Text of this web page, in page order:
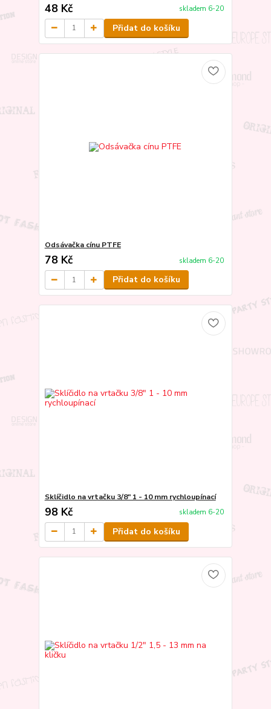
48 Kč skladem 6-20
Přidat do košíku
Odsávačka cínu PTFE
78 Kč skladem 6-20
Přidat do košíku
Sklíčidlo na vrtačku 3/8" 1 - 10 mm rychloupínací
98 Kč skladem 6-20
Přidat do košíku